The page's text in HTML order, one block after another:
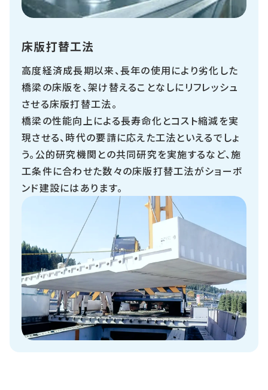
床版打替工法
高度経済成長期以来、長年の使用により劣化した
橋梁の床版を、架け替えることなしにリフレッシュ
させる床版打替工法。
橋梁の性能向上による長寿命化とコスト縮減を実
現させる、時代の要請に応えた工法といえるでしょ
う。公的研究機関との共同研究を実施するなど、施
工条件に合わせた数々の床版打替工法がショーボ
ンド建設にはあります。